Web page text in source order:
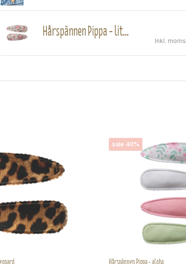
Hårspännen Pippa - lit... Inkl. moms
sale 40%